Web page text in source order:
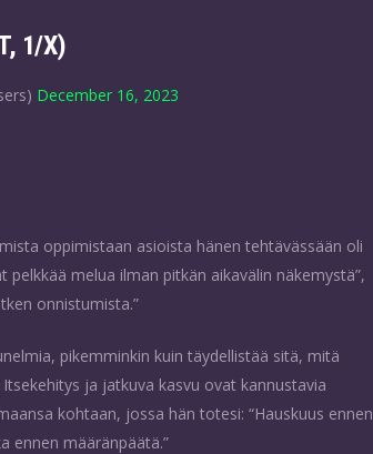
1/X)
December 16, 2023
oppimistaan asioista hänen tehtävässään oli
melua ilman pitkän aikavälin näkemystä”,
onnistumista.”
pikemminkin kuin täydellistää sitä, mitä
ja jatkuva kasvu ovat kannustavia
kohtaan, jossa hän totesi: “Hauskuus ennen
ennen määränpäätä.”